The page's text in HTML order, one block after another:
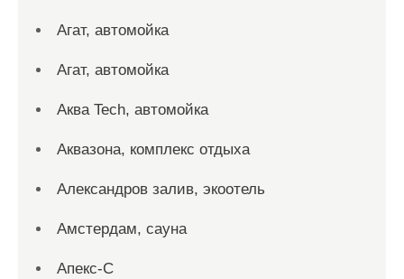
Агат, автомойка
Агат, автомойка
Аква Tech, автомойка
Аквазона, комплекс отдыха
Александров залив, экоотель
Амстердам, сауна
Апекс-С